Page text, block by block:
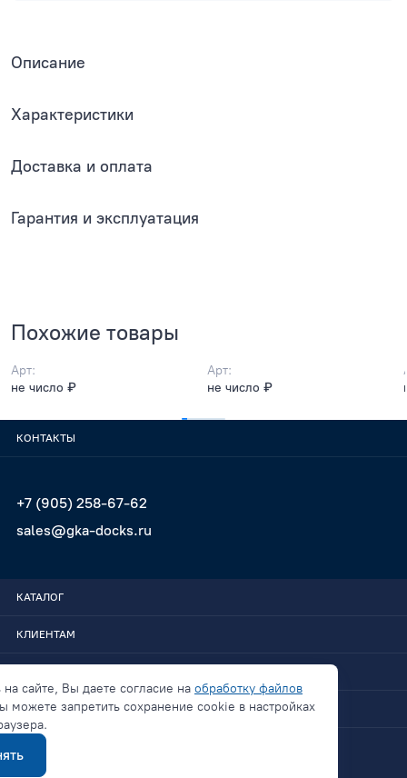
Описание
Характеристики
Доставка и оплата
Гарантия и эксплуатация
Похожие товары
Арт:
не число ₽
Арт:
не число ₽
КОНТАКТЫ
+7 (905) 258-67-62
sales@gka-docks.ru
КАТАЛОГ
КЛИЕНТАМ
СВЯЗАТЬСЯ
Политика конфиденциальности
на сайте, Вы даете согласие на обработку файлов
можете запретить сохранение cookie в настройках